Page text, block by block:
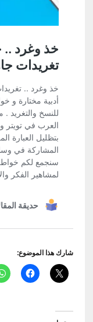
شارك هذا الموضوع: